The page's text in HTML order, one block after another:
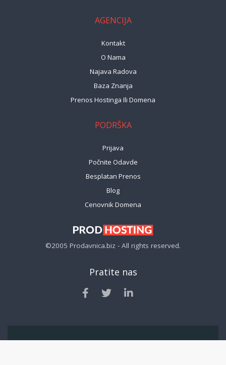
AGENCIJA
Kontakt
O Nama
Najava Radova
Baza Znanja
Prenos Hostinga Ili Domena
PODRŠKA
Prijava
Počnite Odavde
Besplatan Prenos
Blog
Cenovnik Domena
©2005 Prodavnica.biz - All rights reserved.
Pratite nas
Legal Uslovi Korišćenja